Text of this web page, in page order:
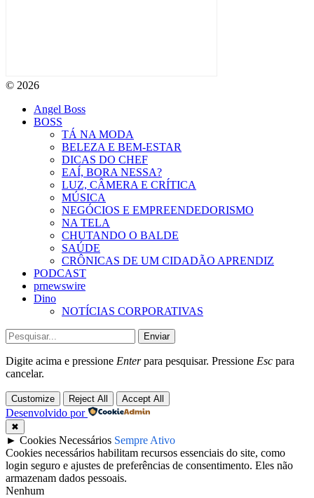
© 2026
Angel Boss
BOSS
TÁ NA MODA
BELEZA E BEM-ESTAR
DICAS DO CHEF
EAÍ, BORA NESSA?
LUZ, CÂMERA E CRÍTICA
MÚSICA
NEGÓCIOS E EMPREENDEDORISMO
NA TELA
CHUTANDO O BALDE
SAÚDE
CRÔNICAS DE UM CIDADÃO APRENDIZ
PODCAST
prnewswire
Dino
NOTÍCIAS CORPORATIVAS
Enviar
Digite acima e pressione Enterpara pesquisar. Pressione Esc para
cancelar.
Customize Reject All Accept All
Desenvolvido por
✖
► Cookies Necessários Sempre Ativo
Cookies necessários habilitam recursos essenciais do site, como
login seguro e ajustes de preferências de consentimento. Eles não
armazenam dados pessoais.
Nenhum